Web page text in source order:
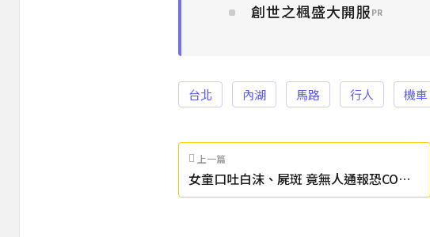
創世之楓盛大開服 PR
台北 內湖 馬路 行人 機車
上一篇
女童口吐白沫、屍斑 竟無人通報恐CO中
毒